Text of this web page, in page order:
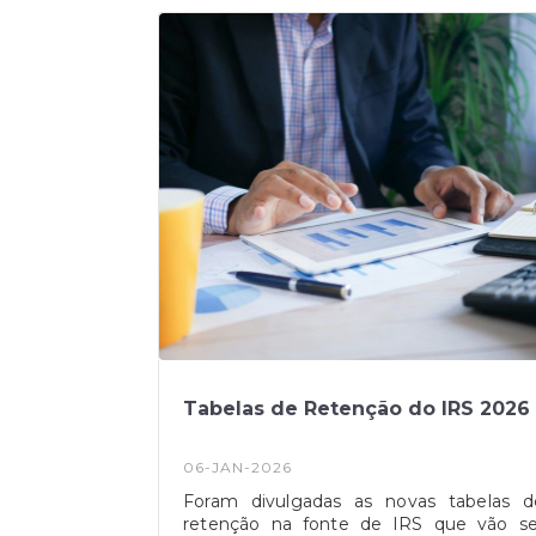
guerra no Médio Oriente.
Tabelas de Retenção do IRS 2026
06-JAN-2026
Foram divulgadas as novas tabelas
retenção na fonte de IRS que vão